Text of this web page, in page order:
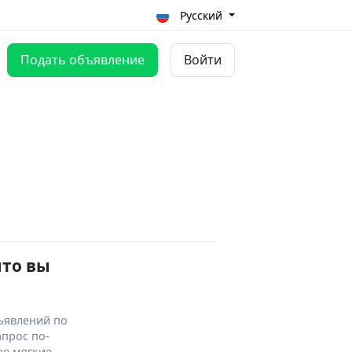
Русский
Подать объявление Войти
вы
по
по-